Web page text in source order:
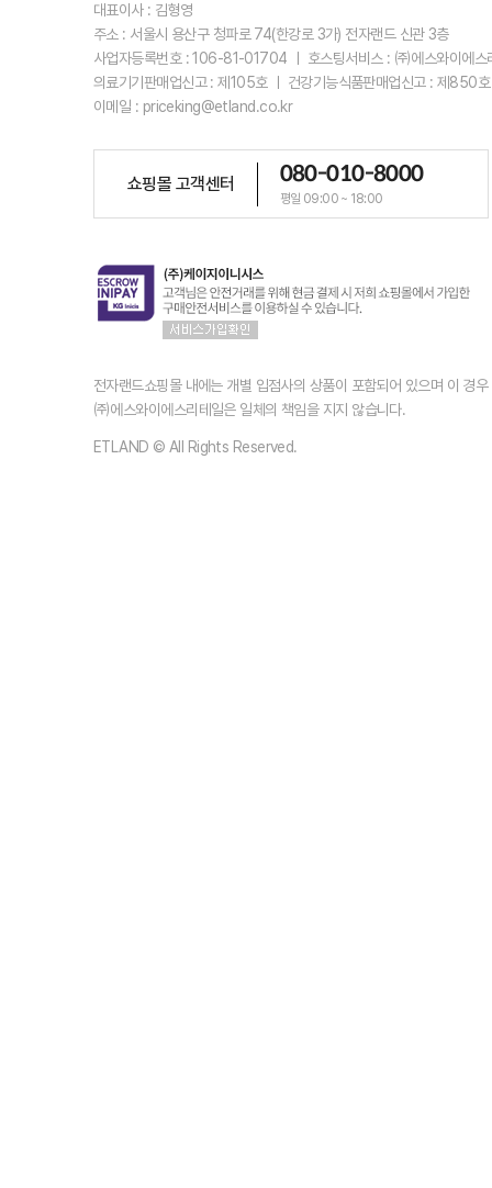
대표이사 : 김형영
주소 : 서울시 용산구 청파로 74(한강로 3가) 전자랜드 신관 3층
사업자등록번호 : 106-81-01704 ㅣ 호스팅서비스 : ㈜에스와이에
의료기기판매업신고 : 제105호 ㅣ 건강기능식품판매업신고 : 제850
이메일 : priceking@etland.co.kr
쇼핑몰 고객센터 080-010-8000
평일 09:00 ~ 18:00
전자랜드쇼핑몰 내에는 개별 입점사의 상품이 포함되어 있으며 이 경
㈜에스와이에스리테일은 일체의 책임을 지지 않습니다.
ETLAND © All Rights Reserved.